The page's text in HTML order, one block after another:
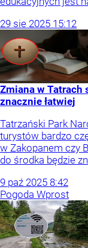
29 sie 2025 15:12
Zmiana w
znacznie łatwiej
Tatrzański Park
turystów bardzo
w Zakopanem czy
do środka będzie
9 paź 2025 8:42
Pogoda Wprost